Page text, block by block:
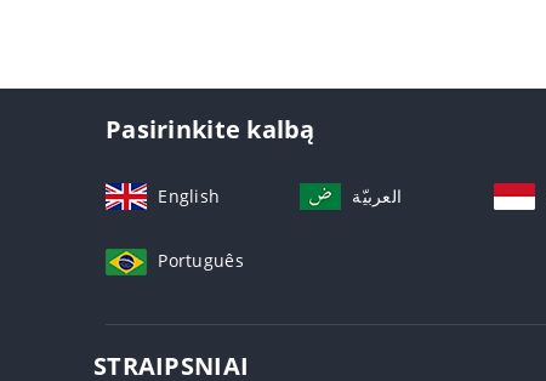
Pasirinkite kalbą
English العربيّة
Português
STRAIPSNIAI